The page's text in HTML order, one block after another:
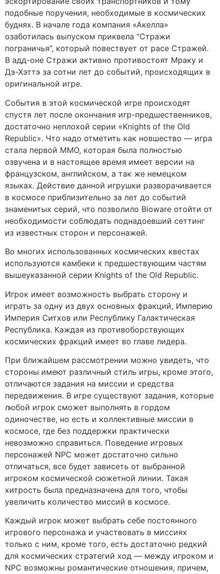
подобные поручения, необходимые в космических
буднях. В начале года компания «Акелла»
озаботилась выпуском приквела “Стражи
пограничья”, который повествует от расе Стражей.
В адд-оне Стражи активно противостоят Мраку и
Дэ-Хэттэ за сотни лет до событий, происходящих в
оригинальной игре.
События в этой космической игре происходят
спустя лет после окончания игр-предшественников,
достаточно неплохой серии «Knights of the Old
Republic». Что надо отметить как новшество — игра
стала первой ММО, которая была полностью
озвучена и в настоящее время имеет версии на
французском, английском, а так же немецком
языках. Действие данной игрушки разворачивается
в космосе приблизительно за лет до событий
знаменитых серий, что позволило Bioware отойти от
необходимости соблюдать поднадоевший сеттинг
из известных сторон и персонажей.
Во многих использованных космических квестах
используются камбеки к предшествующим частям
вышеуказанной серии Knights of the Old Republic.
Игрок имеет возможность выбрать сторону и
играть за одну из двух основных фракций, Империю
Империя Ситхов или Республику Галактическая
Республика. Каждая из противоборствующих
космических фракций имеет во главе лидера.
При ближайшем рассмотрении можно увидеть, что
стороны имеют различный стиль игры, кроме этого,
отличаются задания на миссии и средства
передвижения. В игре существуют задания, которые
любой игрок сможет выполнять в гордом
одиночестве, но есть и коллективные миссии в
космосе, где без поддержки практически
невозможно справиться. Поведение игровых
персонажей NPC может достаточно сильно
отличаться, все будет зависеть от выбранной
игроком космической сюжетной линии. Такая
хитрость была предназначена для того, чтобы
увеличить количество миссий в космосе.
Каждый игрок может выбрать себе постоянного
игрового персонажа и участвовать в миссиях
только с ним, кроме того, есть достаточно редкий
для космических стратегий ход — между игроком и
NPC возможны романтические отношения, причем,